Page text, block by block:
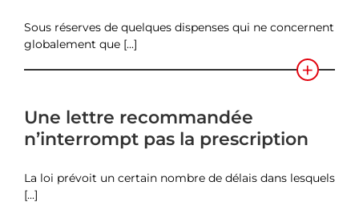
Sous réserves de quelques dispenses qui ne concernent
globalement que [...]
Une lettre recommandée
n’interrompt pas la prescription
La loi prévoit un certain nombre de délais dans lesquels
[...]